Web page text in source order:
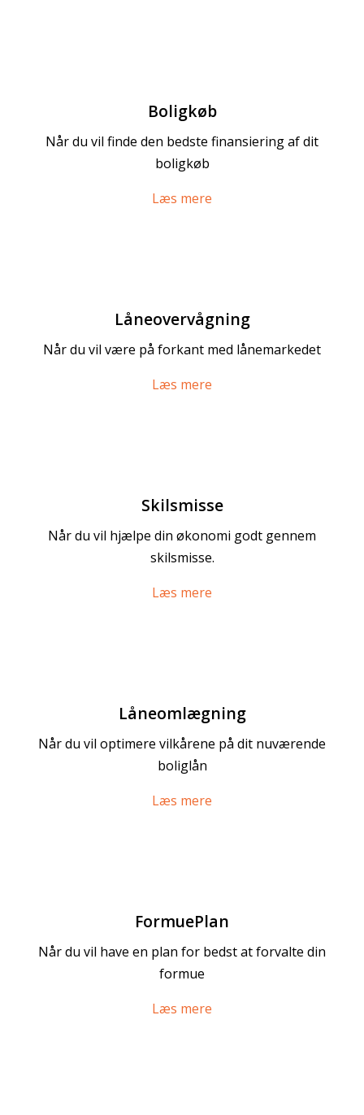
Boligkøb
Når du vil finde den bedste finansiering af dit
boligkøb
Læs mere
Låneovervågning
Når du vil være på forkant med lånemarkedet
Læs mere
Skilsmisse
Når du vil hjælpe din økonomi godt gennem
skilsmisse.
Læs mere
Låneomlægning
Når du vil optimere vilkårene på dit nuværende
boliglån
Læs mere
FormuePlan
Når du vil have en plan for bedst at forvalte din
formue
Læs mere